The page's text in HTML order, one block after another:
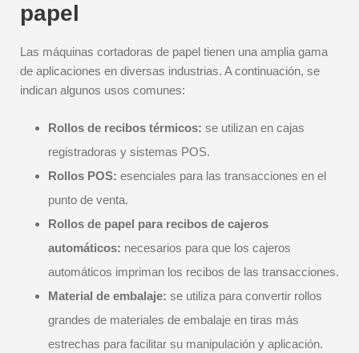
papel
Las máquinas cortadoras de papel tienen una amplia gama
de aplicaciones en diversas industrias. A continuación, se
indican algunos usos comunes:
Rollos de recibos térmicos: se utilizan en cajas
registradoras y sistemas POS.
Rollos POS: esenciales para las transacciones en el
punto de venta.
Rollos de papel para recibos de cajeros
automáticos: necesarios para que los cajeros
automáticos impriman los recibos de las transacciones.
Material de embalaje: se utiliza para convertir rollos
grandes de materiales de embalaje en tiras más
estrechas para facilitar su manipulación y aplicación.